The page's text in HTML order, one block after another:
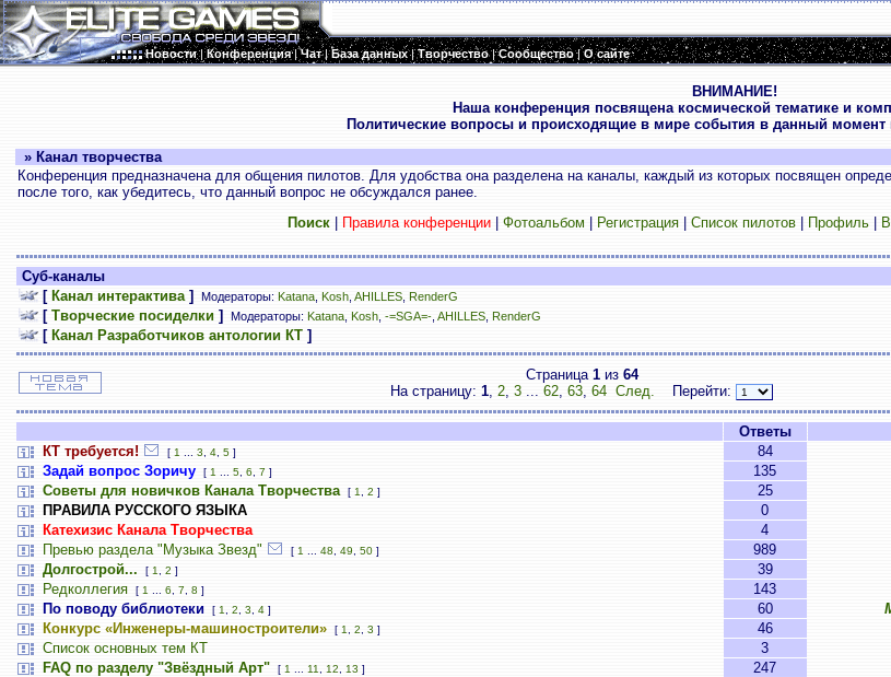
Новости|Конференция|Чат|База данных|Творчество|Сообщество|О сайте
ВНИМАНИЕ!
Наша конференция посвящена космической тематике и
Политические вопросы и происходящие в мире события в данный момент
» Канал творчества
Конференция предназначена для общения пилотов. Для удобства она разделена на каналы, каждый из которых посвящен
после того, как убедитесь, что данный вопрос не обсуждался ранее.
Поиск| Правила конференции| Фотоальбом Регистрация| Список пилотов| Профиль|
Суб-каналы
[ Канал интерактива] Модераторы: Katana, Kosh, AHILLES, RenderG
[ Творческие посиделки] Модераторы: Katana, Kosh, -=SGA=-, AHILLES, RenderG
[ Канал Разработчиков антологии КТ]
Страница 1из 64
На страницу: 1, 2, 3 ... 62, 63, 64 След. Перейти:
Ответы
КТ требуется!
[ 1 3 4, 5] 84
Задай вопрос Зоричу [ 1 5, 6 7 ] 135
Советы для новичков Канала Творчества [ 1 2 ] 25
ПРАВИЛА РУССКОГО ЯЗЫКА 0
Катехизис Канала Творчества 4
Превью раздела "Музыка Звезд" [ 1 48 49, 50] 989
Долгострой... [ 1 2 ] 39
Редколлегия [ 1 6 7 8 ] 143
По поводу библиотеки [ 1 2 3 4] 60
Конкурс «Инженеры-машиностроители» [ 1 2 3 ] 46
Список основных тем КТ 3
FAQ по разделу "Звёздный Арт" [ 1 11 12 13 ] 247